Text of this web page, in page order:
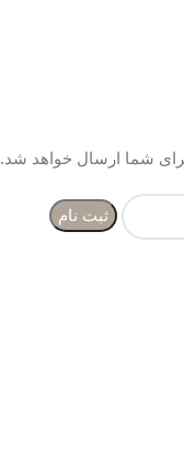
برای شما ارسال خواهد شد.